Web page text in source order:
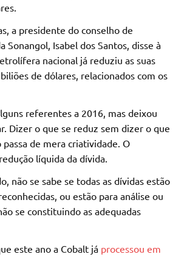
a presidente do conselho de
Sonangol, Isabel dos Santos, disse à
nacional já reduziu as suas
de dólares, relacionados com os
referentes a 2016, mas deixou
Dizer o que se reduz sem dizer o que
de mera criatividade. O
líquida da dívida.
não se sabe se todas as dívidas estão
ou estão para análise ou
se constituindo as adequadas
este ano a Cobalt já processou em